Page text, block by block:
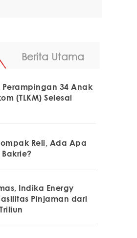
Berita Utama
34 Anak
(TLKM) Selesai
Reli, Ada Apa
Indika Energy
Pinjaman dari